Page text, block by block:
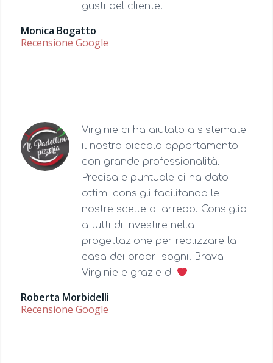
gusti del cliente.
Monica Bogatto
Recensione Google
Virginie ci ha aiutato a sistemate
il nostro piccolo appartamento
con grande professionalità.
Precisa e puntuale ci ha dato
ottimi consigli facilitando le
nostre scelte di arredo. Consiglio
a tutti di investire nella
progettazione per realizzare la
casa dei propri sogni. Brava
Virginie e grazie di
Roberta Morbidelli
Recensione Google